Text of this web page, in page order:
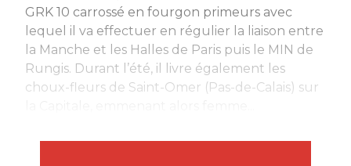
GRK 10 carrossé en fourgon primeurs avec
lequel il va effectuer en régulier la liaison entre
la Manche et les Halles de Paris puis le MIN de
Rungis. Durant l’été, il livre également les
choux-fleurs de Saint-Omer (Pas-de-Calais) sur